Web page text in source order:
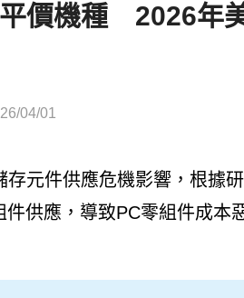
價機種 2026年
04/01
存元件供應危機影響，根據
供應，導致PC零組件成本